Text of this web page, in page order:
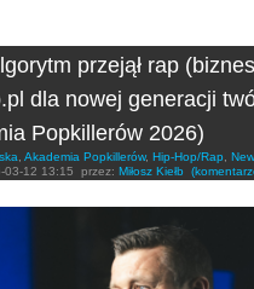
przejął rap
dla nowej generacji
Popkillerów 2026)
Akademia Popkillerów, Hip-Hop/Rap
03-12 13:15 przez: Miłosz Kiełb